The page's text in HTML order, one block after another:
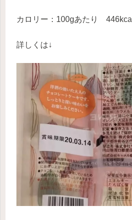
カロリー：100gあたり 446kcal
詳しくは↓